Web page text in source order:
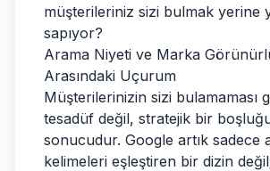
müşterileriniz sizi bulmak yerine
sapıyor?
Arama Niyeti ve Marka
Arasındaki Uçurum
Müşterilerinizin sizi bulamaması
tesadüf değil, stratejik bir
sonucudur. Google artık sadece
kelimeleri eşleştiren bir dizin